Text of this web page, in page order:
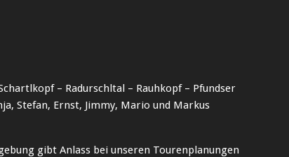
– Radurschltal – Rauhkopf – Pfundser
Stefan, Ernst, Jimmy, Mario und Markus
gibt Anlass bei unseren Tourenplanungen